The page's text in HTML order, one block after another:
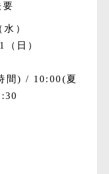
）
（日）
間)
10:00(夏